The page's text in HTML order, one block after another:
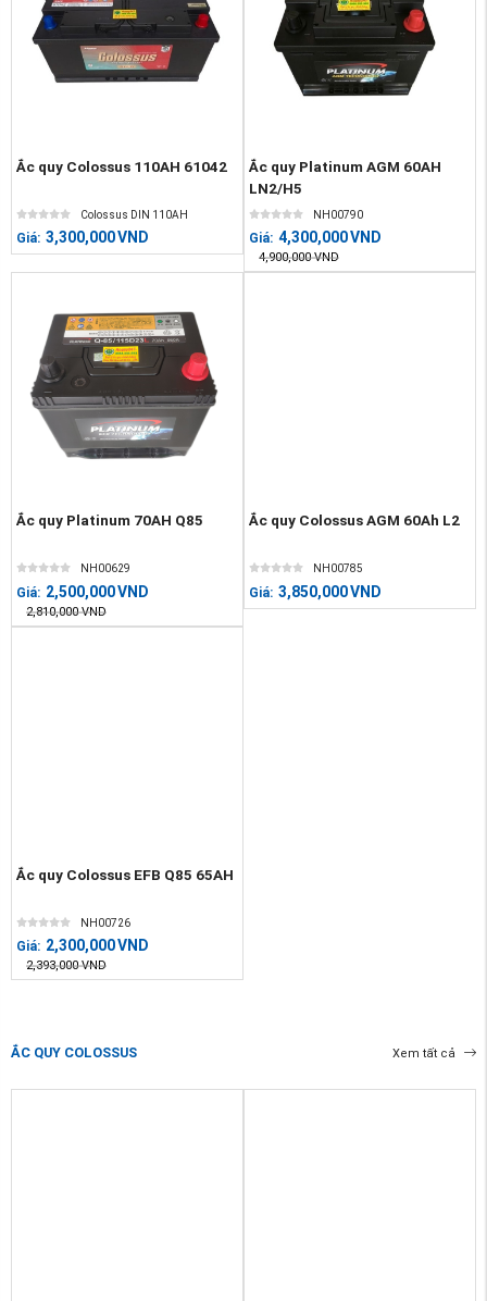
Ắc quy Colossus 110AH 61042
Colossus DIN 110AH
Giá: 3,300,000VND
Ắc quy Platinum AGM 60AH
LN2/H5
NH00790
Giá: 4,300,000VND
4,900,000 VND
Ắc quy Platinum 70AH Q85
NH00629
Giá: 2,500,000VND
2,810,000 VND
Ắc quy Colossus AGM 60Ah L2
NH00785
Giá: 3,850,000VND
Ắc quy Colossus EFB Q85 65AH
NH00726
Giá: 2,300,000VND
2,393,000 VND
ẮC QUY COLOSSUS Xem tất cả